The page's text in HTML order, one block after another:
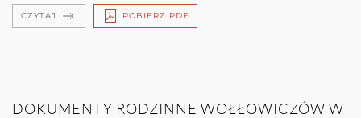
CZYTAJ POBIERZ PDF
DOKUMENTY RODZINNE WOŁŁOWICZÓW W